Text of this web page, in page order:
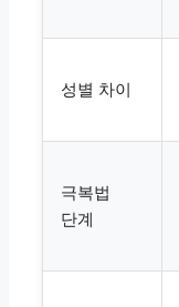
성별 차이
극복법
단계